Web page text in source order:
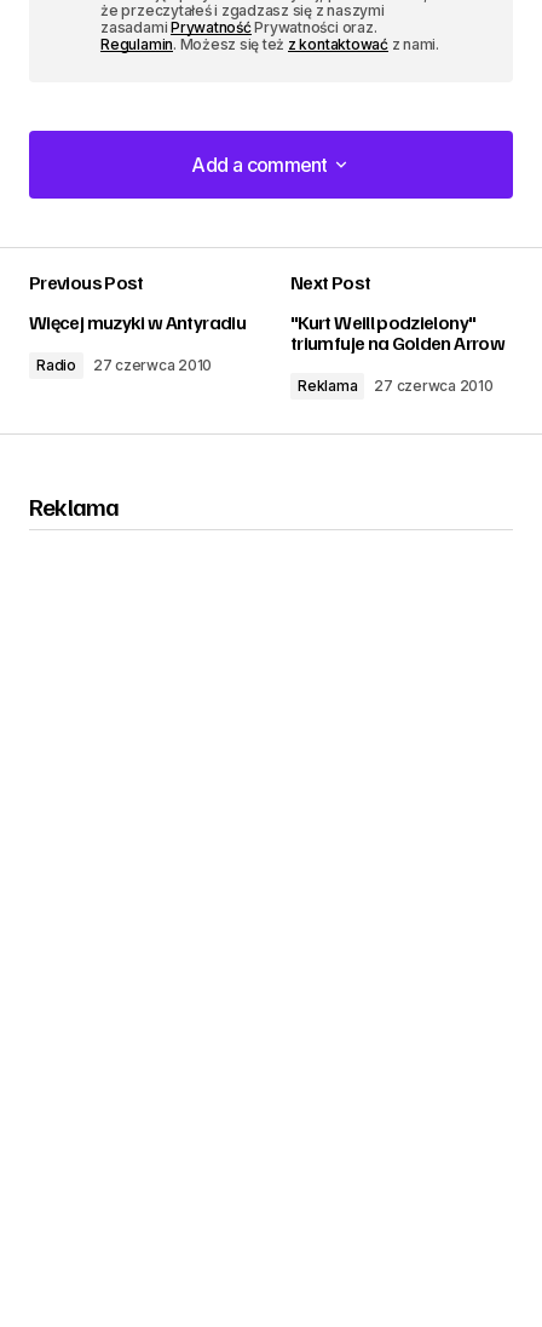
że przeczytałeś i zgadzasz się z naszymi
zasadamiPrywatnośćPrywatności oraz.
Regulamin. Możesz się też z kontaktowaćz nami.
Add a comment
Add a comment
Previous Post
Więcej muzyki w Antyradiu
Radio 27 czerwca 2010
Next Post
"Kurt Weill podzielony"
triumfuje na Golden Arrow
Reklama 27 czerwca 2010
Reklama